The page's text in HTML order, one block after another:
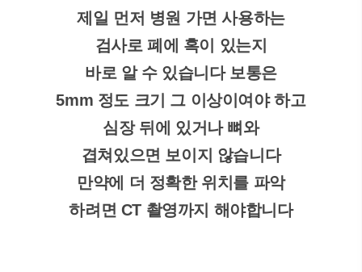
제일 먼저 병원 가면 사용하는
검사로 폐에 혹이 있는지
바로 알 수 있습니다 보통은
5mm 정도 크기 그 이상이여야 하고
심장 뒤에 있거나 뼈와
겹쳐있으면 보이지 않습니다
만약에 더 정확한 위치를 파악
하려면 CT 촬영까지 해야합니다